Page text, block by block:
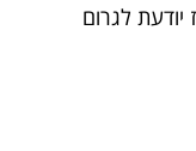
לגרום